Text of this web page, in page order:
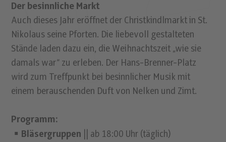
Der besinnliche Markt
Auch dieses Jahr eröffnet der Christkindlmarkt in St.
Nikolaus seine Pforten. Die liebevoll gestalteten
Stände laden dazu ein, die Weihnachtszeit „wie sie
damals war“ zu erleben. Der Hans-Brenner-Platz
wird zum Treffpunkt bei besinnlicher Musik mit
einem berauschenden Duft von Nelken und Zimt.
Programm:
Bläsergruppen || ab 18:00 Uhr (täglich)